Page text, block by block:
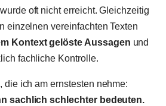
oft nicht erreicht. Gleichzeitig
einzelnen vereinfachten Texten
Kontext gelöste Aussagen und
fachliche Kontrolle.
die ich am ernstesten nehme:
sachlich schlechter bedeuten.